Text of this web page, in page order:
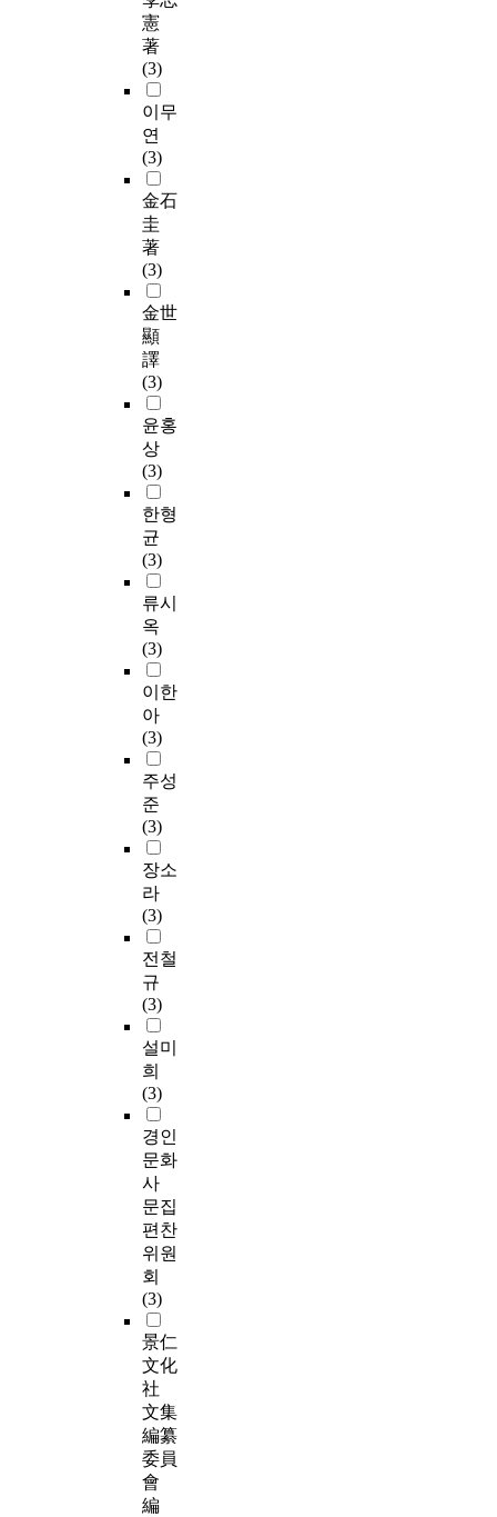
憲
著
(3)
이무
연
(3)
金石
圭
著
(3)
金世
顯
譯
(3)
윤홍
상
(3)
한형
균
(3)
류시
옥
(3)
이한
아
(3)
주성
준
(3)
장소
라
(3)
전철
규
(3)
설미
희
(3)
경인
문화
사
문집
편찬
위원
회
(3)
景仁
文化
社
文集
編纂
委員
會
編